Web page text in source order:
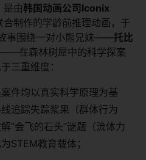
是由​​韩国动画公司Iconix
合制作的学龄前推理动画，于
事围绕一对小熊兄妹——​​托比​
——在森林树屋中的科学探案
三重维度：
案件均以真实科学原理为基
追踪失踪浆果（群体行为
“会飞的石头”谜题（流体力
STEM教育载体；